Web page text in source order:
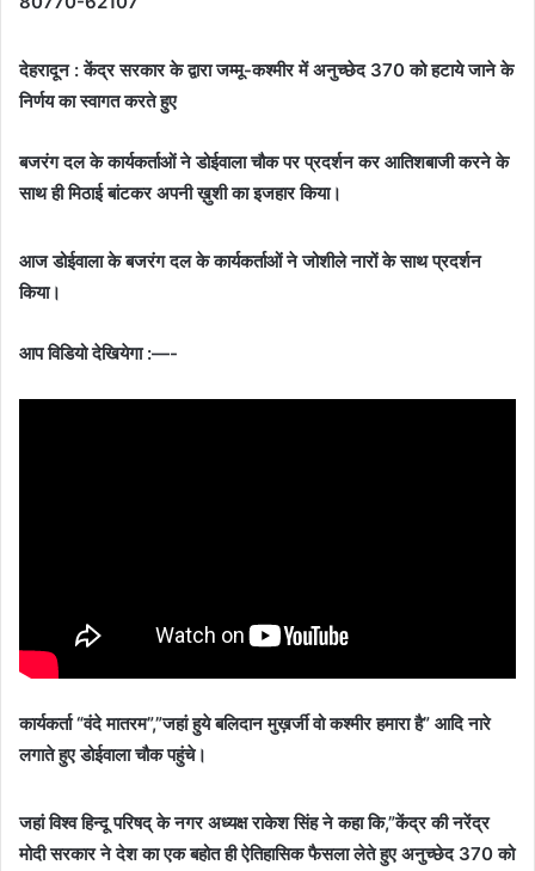
देहरादून : केंद्र सरकार के द्वारा जम्मू-कश्मीर में अनुच्छेद 370 को हटाये जाने के
निर्णय का स्वागत करते हुए
बजरंग दल के कार्यकर्ताओं ने डोईवाला चौक पर प्रदर्शन कर आतिशबाजी करने के
साथ ही मिठाई बांटकर अपनी ख़ुशी का इजहार किया।
आज डोईवाला के बजरंग दल के कार्यकर्ताओं ने जोशीले नारों के साथ प्रदर्शन
किया।
आप विडियो देखियेगा :—-
कार्यकर्ता “वंदे मातरम”,”जहां हुये बलिदान मुख़र्जी वो कश्मीर हमारा है” आदि नारे
लगाते हुए डोईवाला चौक पहुंचे।
जहां विश्व हिन्दू परिषद् के नगर अध्यक्ष राकेश सिंह ने कहा कि,”केंद्र की नरेंद्र
मोदी सरकार ने देश का एक बहोत ही ऐतिहासिक फैसला लेते हुए अनुच्छेद 370 को